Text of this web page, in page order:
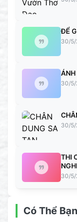
ĐỂ
30/
ÁNH
30/
30/
THI
30/
Có Thể